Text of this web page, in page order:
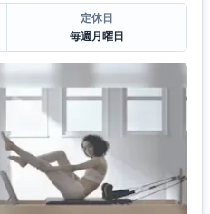
定休日
毎週月曜日